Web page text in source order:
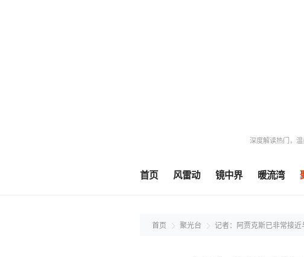
深度解读热门，
首页 风雷动 镜中界 暖流湾
首页 聚光台 记者：阿贾克斯已非常接